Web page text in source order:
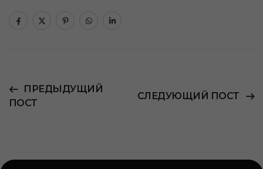
ПРЕДЫДУЩИЙ
ПОСТ
СЛЕДУЮЩИЙ ПОСТ